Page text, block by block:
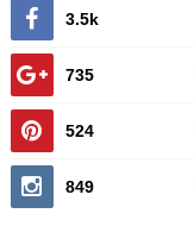
3.5k
735
524
849